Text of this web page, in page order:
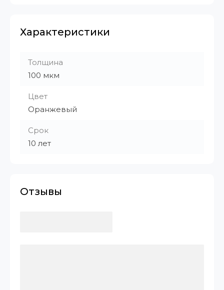
Характеристики
Толщина
100 мкм
Цвет
Оранжевый
Срок
10 лет
Отзывы